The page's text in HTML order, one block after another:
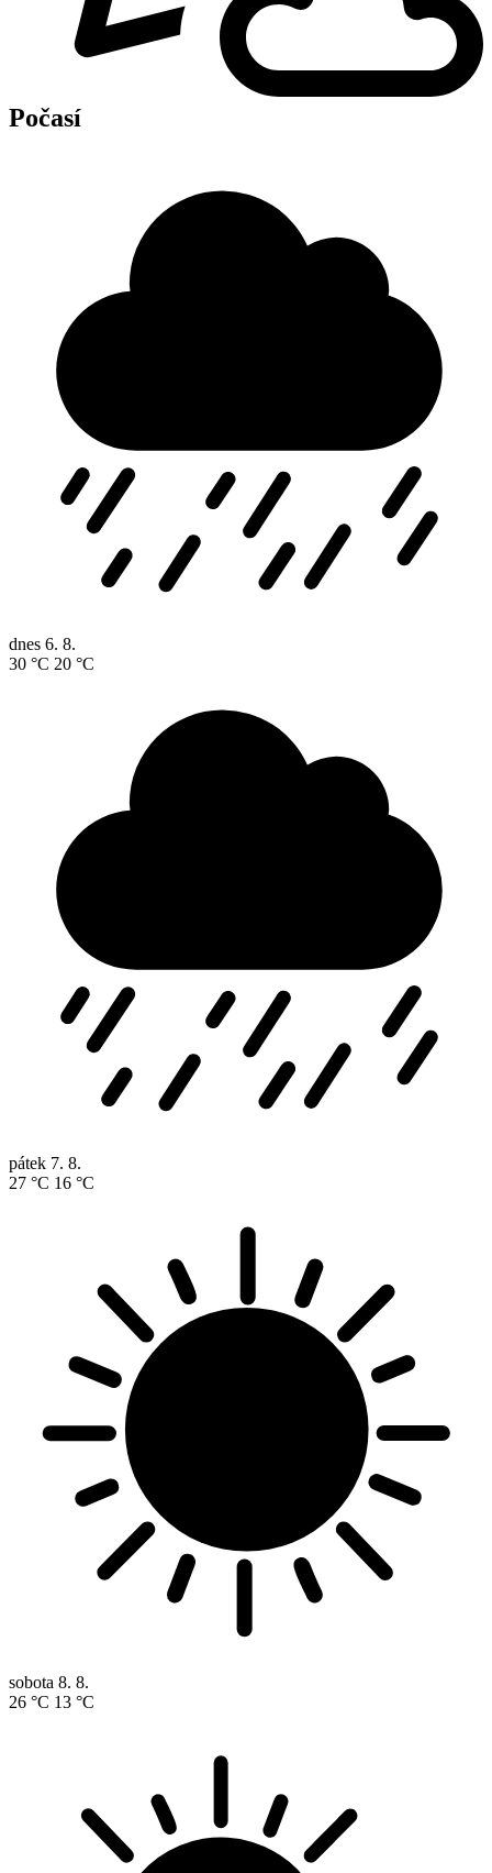
Počasí
dnes 6. 8.
30 °C 20 °C
pátek 7. 8.
27 °C 16 °C
sobota 8. 8.
26 °C 13 °C